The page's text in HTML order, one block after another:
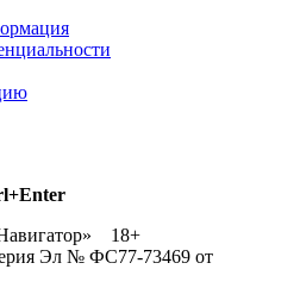
18+
Эл № ФС77-73469 от